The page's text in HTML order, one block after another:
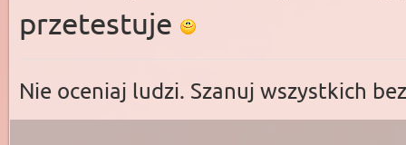
przetestuje
Nie oceniaj ludzi. Szanuj wszystkich